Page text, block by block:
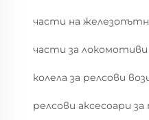
части на
части за локомотиви
колела за релсови
релсови аксесоари